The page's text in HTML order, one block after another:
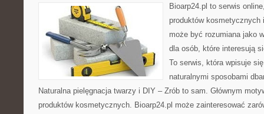
Bioarp24.pl to serwis
produktów kosmetycznych
może być rozumiana jako
dla osób, które interesują
To serwis, która wpisuje
naturalnymi sposobami
Naturalna pielęgnacja twarzy i DIY – Zrób to sam. Głównym
produktów kosmetycznych. Bioarp24.pl może zainteresować